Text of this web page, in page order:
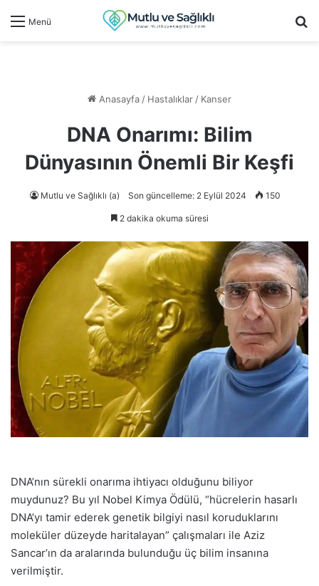
Menü
Anasayfa/ Hastalıklar/ Kanser
DNA Onarımı: Bilim
Dünyasının Önemli Bir Keşfi
Mutlu ve Sağlıklı (a) Son güncelleme: 2 Eylül 2024 150
2 dakika okuma süresi
DNA’nın sürekli onarıma ihtiyacı olduğunu biliyor
muydunuz? Bu yıl Nobel Kimya Ödülü, “hücrelerin hasarlı
DNA’yı tamir ederek genetik bilgiyi nasıl koruduklarını
moleküler düzeyde haritalayan” çalışmaları ile Aziz
Sancar’ın da aralarında bulunduğu üç bilim insanına
verilmiştir.